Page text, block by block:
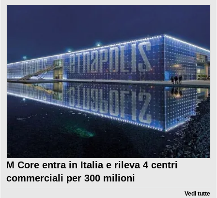
M Core entra in Italia e rileva 4 centri
commerciali per 300 milioni
Vedi tutte